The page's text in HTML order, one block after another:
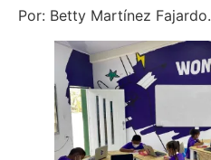
Por: Betty Martínez Fajardo.